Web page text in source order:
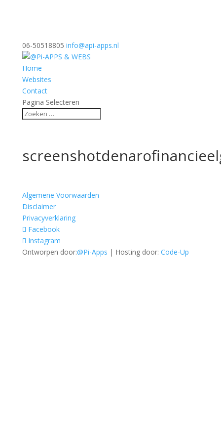
06-50518805 info@api-apps.nl
Home
Websites
Contact
Pagina Selecteren
Algemene Voorwaarden
Disclaimer
Privacyverklaring
Facebook
Instagram
Ontworpen door:@Pi-Apps | Hosting door: Code-Up